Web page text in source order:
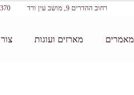
רחוב ההדרים 9, מושב עין ורד
מאמרים מארזים ועוגות